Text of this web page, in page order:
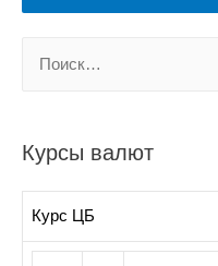
тКурсы валют
Курс ЦБ